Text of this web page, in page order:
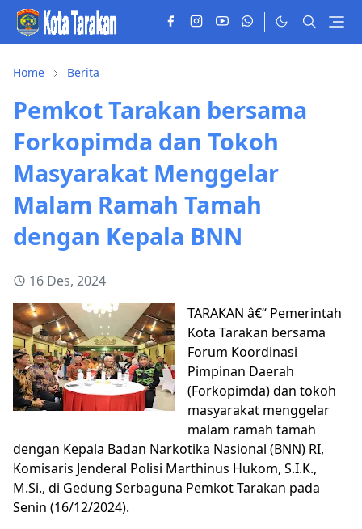
Home Berita
Pemkot Tarakan bersama
Forkopimda dan Tokoh
Masyarakat Menggelar
Malam Ramah Tamah
dengan Kepala BNN
16 Des, 2024
TARAKAN â€“ Pemerintah
Kota Tarakan bersama
Forum Koordinasi
Pimpinan Daerah
(Forkopimda) dan tokoh
masyarakat menggelar
malam ramah tamah
dengan Kepala Badan Narkotika Nasional (BNN) RI,
Komisaris Jenderal Polisi Marthinus Hukom, S.I.K.,
M.Si., di Gedung Serbaguna Pemkot Tarakan pada
Senin (16/12/2024).